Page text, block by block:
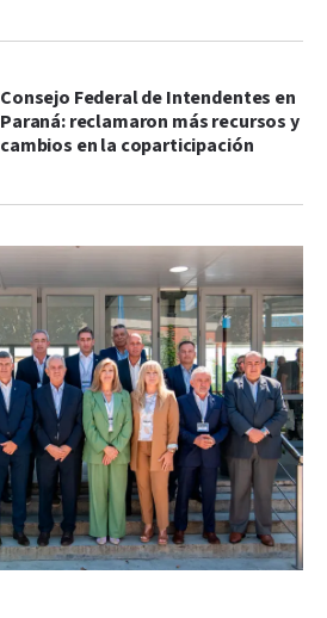
Consejo Federal de Intendentes en
Paraná: reclamaron más recursos y
cambios en la coparticipación